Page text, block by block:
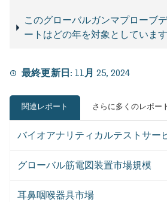
このグローバルガンマプローブ
ートはどの年を対象としていま
最終更新日: 11月 25, 2024
関連レポート さらに多くのレポー
バイオアナリティカルテストサー
グローバル筋電図装置市場規模
耳鼻咽喉器具市場